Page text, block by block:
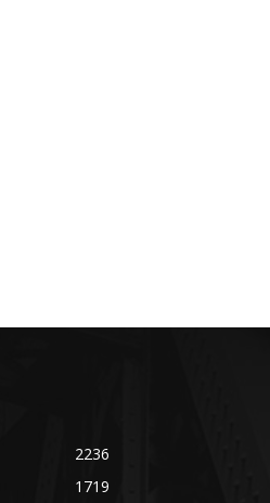
2236
1719